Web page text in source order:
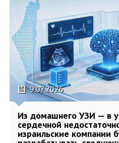
9.07.2026
Из домашнего УЗИ — в
сердечной
израильские компании